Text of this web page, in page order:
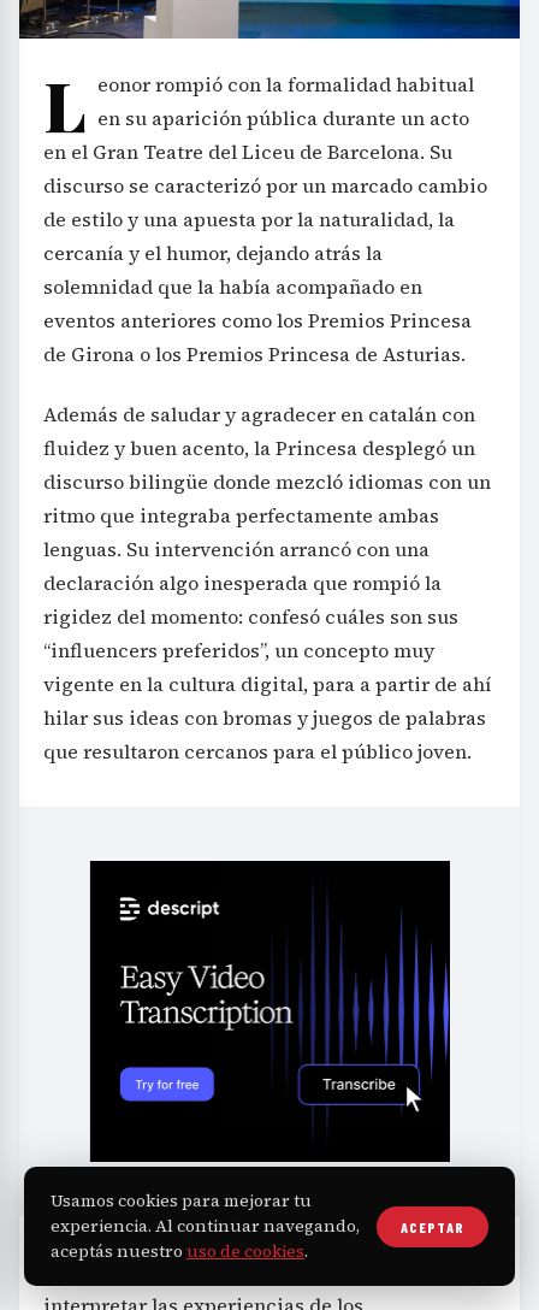
L eonor rompió con la formalidad habitual
en su aparición pública durante un acto
en el Gran Teatre del Liceu de Barcelona. Su
discurso se caracterizó por un marcado cambio
de estilo y una apuesta por la naturalidad, la
cercanía y el humor, dejando atrás la
solemnidad que la había acompañado en
eventos anteriores como los Premios Princesa
de Girona o los Premios Princesa de Asturias.
Además de saludar y agradecer en catalán con
fluidez y buen acento, la Princesa desplegó un
discurso bilingüe donde mezcló idiomas con un
ritmo que integraba perfectamente ambas
lenguas. Su intervención arrancó con una
declaración algo inesperada que rompió la
rigidez del momento: confesó cuáles son sus
“influencers preferidos”, un concepto muy
vigente en la cultura digital, para a partir de ahí
hilar sus ideas con bromas y juegos de palabras
que resultaron cercanos para el público joven.
Usamos cookies para mejorar tu
experiencia. Al continuar navegando,
aceptás nuestro uso de cookies.
ACEPTAR